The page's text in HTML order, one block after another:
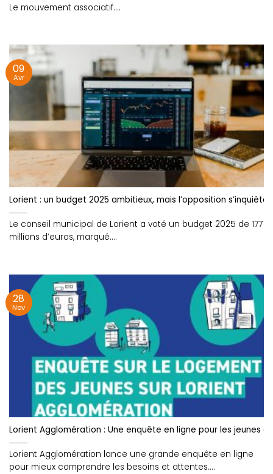
Le mouvement associatif....
Lorient : un budget 2025 ambitieux, mais l’opposition
Le conseil municipal de Lorient a voté un budget 2025 de 177
millions d’euros, marqué....
09
Avr
Lorient Agglomération : Une enquête en ligne pour les jeunes
Lorient Agglomération lance une grande enquête en ligne
pour mieux comprendre les besoins et attentes....
28
Nov